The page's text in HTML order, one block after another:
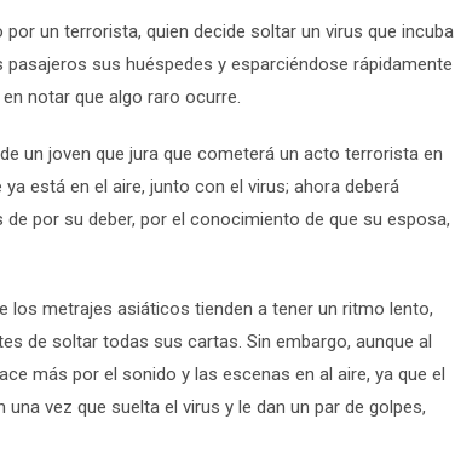
un terrorista, quien decide soltar un virus que incuba
sus huéspedes y esparciéndose rápidamente
notar que algo raro ocurre.
un joven que jura que cometerá un acto terrorista en
está en el aire, junto con el virus; ahora deberá
por su deber, por el conocimiento de que su esposa,
los metrajes asiáticos tienden a tener un ritmo lento,
de soltar todas sus cartas. Sin embargo, aunque al
más por el sonido y las escenas en al aire, ya que el
vez que suelta el virus y le dan un par de golpes,